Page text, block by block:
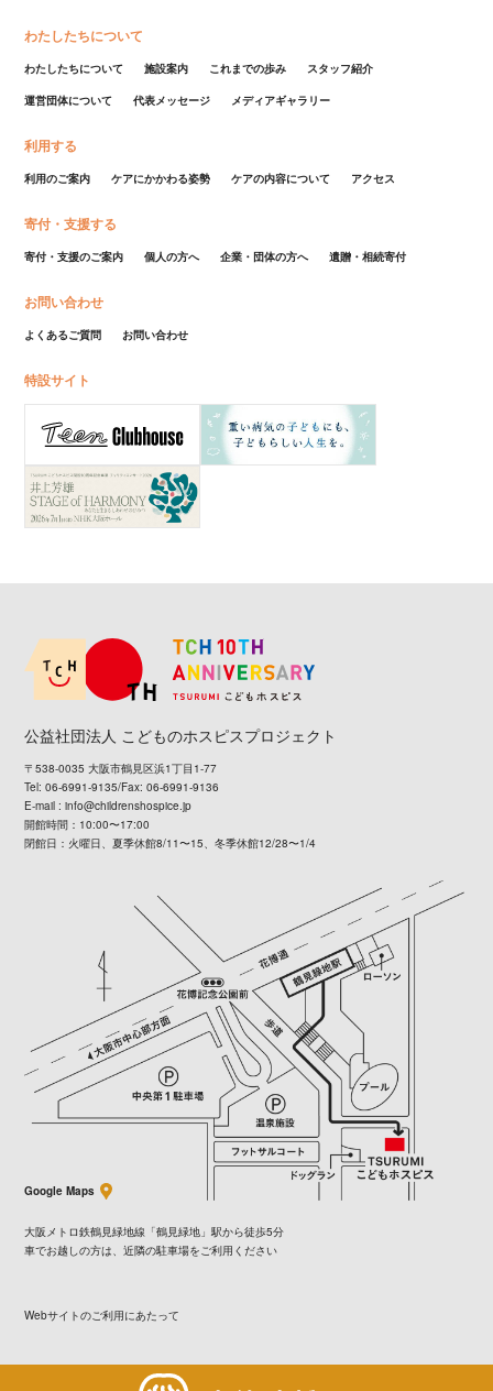
わたしたちについて
わたしたちについて 施設案内 これまでの歩み スタッフ紹介
運営団体について 代表メッセージ メディアギャラリー
利用する
利用のご案内 ケアにかかわる姿勢 ケアの内容について アクセス
寄付・支援する
寄付・支援のご案内 個人の方へ 企業・団体の方へ 遺贈・相続寄付
お問い合わせ
よくあるご質問 お問い合わせ
特設サイト
公益社団法人 こどものホスピスプロジェクト
〒538-0035 大阪市鶴見区浜1丁目1-77
Tel: 06-6991-9135/Fax: 06-6991-9136
E-mail :info@childrenshospice.jp
開館時間：10:00〜17:00
閉館日：火曜日、夏季休館8/11〜15、冬季休館12/28〜1/4
Webサイトのご利用にあたって
Google Maps
大阪メトロ鉄鶴見緑地線「鶴見緑地」駅から徒歩5分
車でお越しの方は、近隣の駐車場をご利用ください